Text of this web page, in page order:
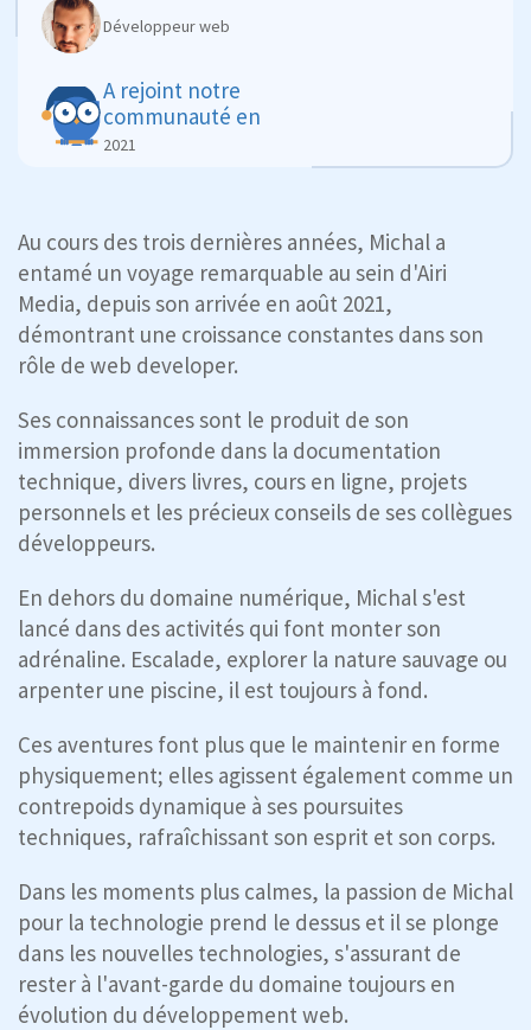
Développeur web
A rejoint notre
communauté en
2021
Au cours des trois dernières années, Michal a
entamé un voyage remarquable au sein d'Airi
Media, depuis son arrivée en août 2021,
démontrant une croissance constantes dans son
rôle de web developer.
Ses connaissances sont le produit de son
immersion profonde dans la documentation
technique, divers livres, cours en ligne, projets
personnels et les précieux conseils de ses collègues
développeurs.
En dehors du domaine numérique, Michal s'est
lancé dans des activités qui font monter son
adrénaline. Escalade, explorer la nature sauvage ou
arpenter une piscine, il est toujours à fond.
Ces aventures font plus que le maintenir en forme
physiquement; elles agissent également comme un
contrepoids dynamique à ses poursuites
techniques, rafraîchissant son esprit et son corps.
Dans les moments plus calmes, la passion de Michal
pour la technologie prend le dessus et il se plonge
dans les nouvelles technologies, s'assurant de
rester à l'avant-garde du domaine toujours en
évolution du développement web.